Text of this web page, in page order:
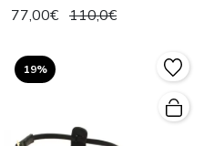
77,00€ 110,0€
19%